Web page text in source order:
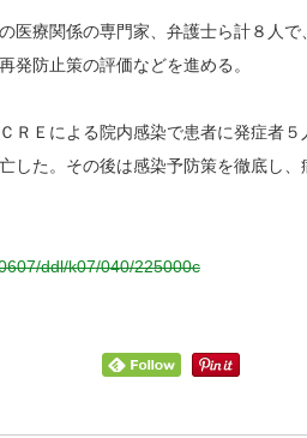
医療関係の専門家、弁護士ら計８人で
発防止策の評価などを進める。
ＲＥによる院内感染で患者に発症者
した。その後は感染予防策を徹底し
ddl/k07/040/225000c